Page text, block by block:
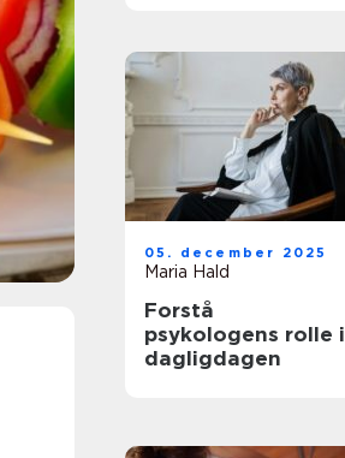
05. december 2025
Maria Hald
Forstå
psykologens rolle i
dagligdagen